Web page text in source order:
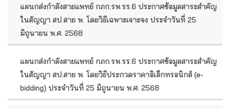
แผนกส่งกำลังสายแพทย์ กภก.รพ.รร.6 ประกาศข้อมูลสาระสำคัญ
ในสัญญา สป.สาย พ. โดยวิธีเฉพาะเจาะจง ประจำวันที่ 25
มิถุนายน พ.ศ. 2568
แผนกส่งกำลังสายแพทย์ กภก.รพ.รร.6 ประกาศข้อมูลสาระสำคัญ
ในสัญญา สป.สาย พ. โดยวิธีประกวดราคาอิเล็กทรอนิกส์ (e-
bidding) ประจำวันที่ 25 มิถุนายน พ.ศ. 2568